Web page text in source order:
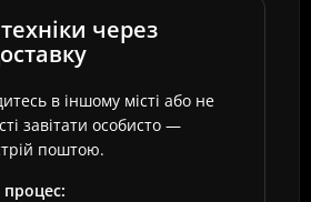
через
в іншому місті або не
завітати особисто —
поштою.